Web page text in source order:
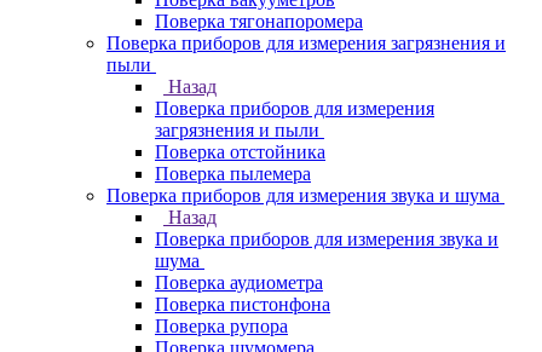
Поверка тягонапоромера
Поверка приборов для измерения загрязнения и
пыли
Назад
Поверка приборов для измерения
загрязнения и пыли
Поверка отстойника
Поверка пылемера
Поверка приборов для измерения звука и шума
Назад
Поверка приборов для измерения звука и
шума
Поверка аудиометра
Поверка пистонфона
Поверка рупора
Поверка шумомера